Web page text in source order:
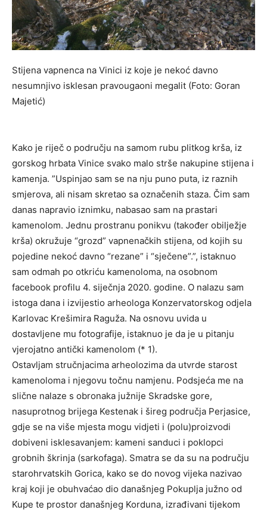
Stijena vapnenca na Vinici iz koje je nekoć davno
nesumnjivo isklesan pravougaoni megalit (Foto: Goran
Majetić)
Kako je riječ o području na samom rubu plitkog krša, iz
gorskog hrbata Vinice svako malo strše nakupine stijena i
kamenja. ”Uspinjao sam se na nju puno puta, iz raznih
smjerova, ali nisam skretao sa označenih staza. Čim sam
danas napravio iznimku, nabasao sam na prastari
kamenolom. Jednu prostranu ponikvu (također obilježje
krša) okružuje “grozd” vapnenačkih stijena, od kojih su
pojedine nekoć davno “rezane” i “sječene”.”, istaknuo
sam odmah po otkriću kamenoloma, na osobnom
facebook profilu 4. siječnja 2020. godine. O nalazu sam
istoga dana i izvijestio arheologa Konzervatorskog odjela
Karlovac Krešimira Raguža. Na osnovu uvida u
dostavljene mu fotografije, istaknuo je da je u pitanju
vjerojatno antički kamenolom (* 1).
Ostavljam stručnjacima arheolozima da utvrde starost
kamenoloma i njegovu točnu namjenu. Podsjeća me na
slične nalaze s obronaka južnije Skradske gore,
nasuprotnog brijega Kestenak i šireg područja Perjasice,
gdje se na više mjesta mogu vidjeti i (polu)proizvodi
dobiveni isklesavanjem: kameni sanduci i poklopci
grobnih škrinja (sarkofaga). Smatra se da su na području
starohrvatskih Gorica, kako se do novog vijeka nazivao
kraj koji je obuhvaćao dio današnjeg Pokuplja južno od
Kupe te prostor današnjeg Korduna, izrađivani tijekom